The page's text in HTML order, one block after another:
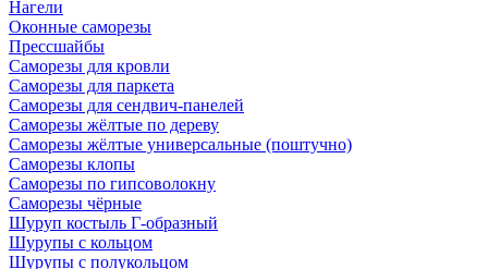
Нагели
Оконные саморезы
Прессшайбы
Саморезы для кровли
Саморезы для паркета
Саморезы для сендвич-панелей
Саморезы жёлтые по дереву
Саморезы жёлтые универсальные (поштучно)
Саморезы клопы
Саморезы по гипсоволокну
Саморезы чёрные
Шуруп костыль Г-образный
Шурупы с кольцом
Шурупы с полукольцом